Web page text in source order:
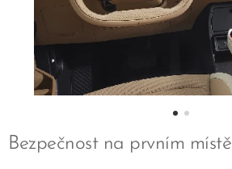
Bezpečnost na prvním místě